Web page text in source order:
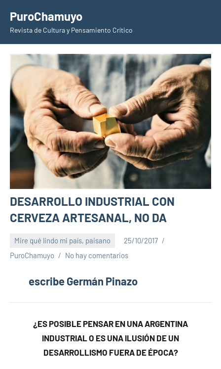
contenido
PuroChamuyo
Revista de Cultura y Pensamiento Crítico
DESARROLLO INDUSTRIAL CON
CERVEZA ARTESANAL, NO DA
Mire qué lindo mi país, paisano
25/10/2017
PuroChamuyo
No hay comentarios
escribe Germán Pinazo
¿ES POSIBLE PENSAR EN UNA ARGENTINA
INDUSTRIAL O ES UNA ILUSIÓN DE UN
DESARROLLISMO FUERA DE ÉPOCA?